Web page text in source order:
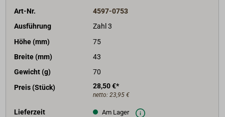
Art-Nr.
4597-0753
Ausführung
Zahl 3
Höhe (mm)
75
Breite (mm)
43
Gewicht (g)
70
Preis (Stück)
28,50 €*
netto: 23,95 €
Lieferzeit Am Lager